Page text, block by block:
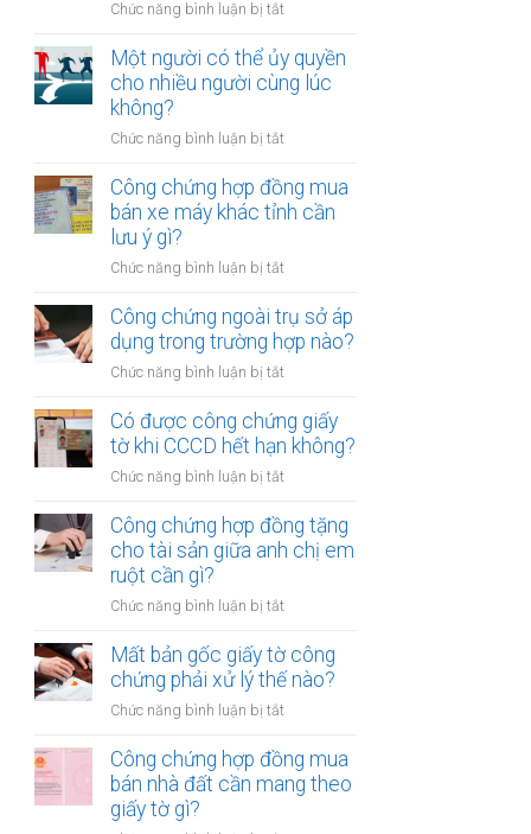
Chức năng bình luận bị tắt
chứng
hợp
đồng
vốn
quyền
sử
Một người có thể ủy quyền
cho nhiều người cùng lúc
không?
Chức năng bình luận bị tắt
người
có
quyền
nhiều
người
không?
Công chứng hợp đồng mua
bán xe máy khác tỉnh cần
lưu ý gì?
Chức năng bình luận bị tắt
chứng
hợp
đồng
mua
xe
máy
lưu
ý
Công chứng ngoài trụ sở áp
dụng trong trường hợp nào?
Chức năng bình luận bị tắt
chứng
ngoài
sở
dụng
trong
Có được công chứng giấy
tờ khi CCCD hết hạn không?
Chức năng bình luận bị tắt
được
công
chứng
tờ
CCCD
hết
Công chứng hợp đồng tặng
cho tài sản giữa anh chị em
ruột cần gì?
Chức năng bình luận bị tắt
chứng
hợp
tặng
tài
sản
Mất bản gốc giấy tờ công
chứng phải xử lý thế nào?
Chức năng bình luận bị tắt
bản
gốc
giấy
Công chứng hợp đồng mua
bán nhà đất cần mang theo
giấy tờ gì?